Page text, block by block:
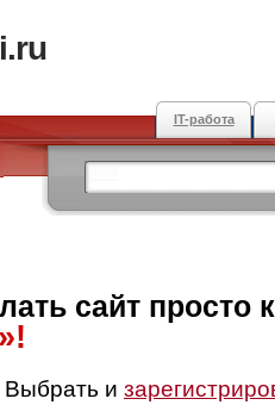
IT-работа
сайт просто
Выбрать и